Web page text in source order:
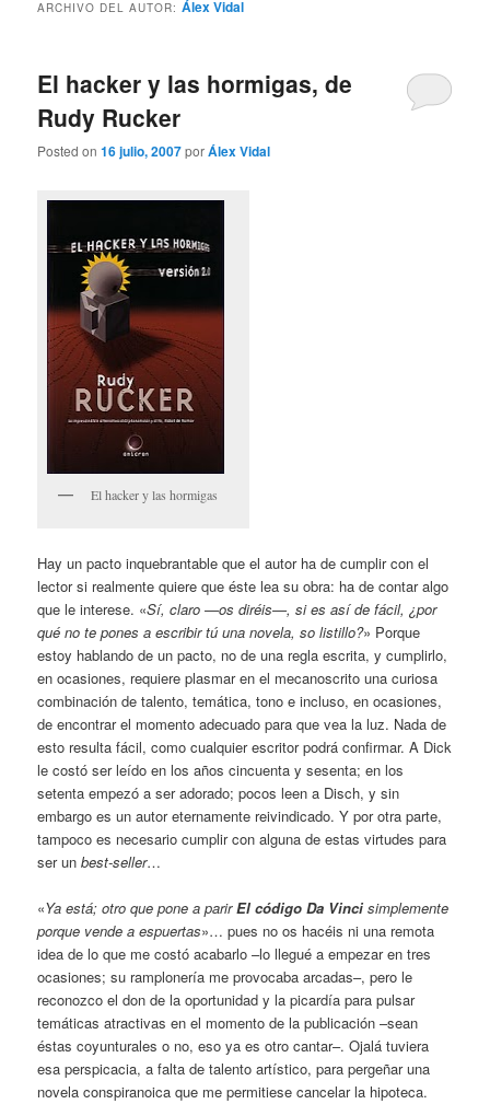
ARCHIVO DEL AUTOR:Álex Vidal
El hacker y las hormigas, de
Rudy Rucker
Posted on16 julio, 2007porÁlex Vidal
El hacker y las hormigas
Hay un pacto inquebrantable que el autor ha de cumplir con el
lector si realmente quiere que éste lea su obra: ha de contar algo
que le interese. «Sí, claro —os diréis—, si es así de fácil, ¿por
qué no te pones a escribir tú una novela, so listillo?» Porque
estoy hablando de un pacto, no de una regla escrita, y cumplirlo,
en ocasiones, requiere plasmar en el mecanoscrito una curiosa
combinación de talento, temática, tono e incluso, en ocasiones,
de encontrar el momento adecuado para que vea la luz. Nada de
esto resulta fácil, como cualquier escritor podrá confirmar. A Dick
le costó ser leído en los años cincuenta y sesenta; en los
setenta empezó a ser adorado; pocos leen a Disch, y sin
embargo es un autor eternamente reivindicado. Y por otra parte,
tampoco es necesario cumplir con alguna de estas virtudes para
ser unbest-seller…
«Ya está; otro que pone a parirEl código Da Vinci simplemente
porque vende a espuertas»… pues no os hacéis ni una remota
idea de lo que me costó acabarlo –lo llegué a empezar en tres
ocasiones; su ramplonería me provocaba arcadas–, pero le
reconozco el don de la oportunidad y la picardía para pulsar
temáticas atractivas en el momento de la publicación –sean
éstas coyunturales o no, eso ya es otro cantar–. Ojalá tuviera
esa perspicacia, a falta de talento artístico, para pergeñar una
novela conspiranoica que me permitiese cancelar la hipoteca.